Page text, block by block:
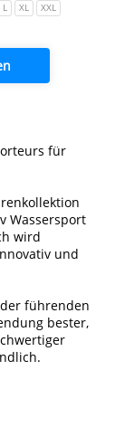
L XL XXL
für
Wassersport
wird
und
führenden
bester,